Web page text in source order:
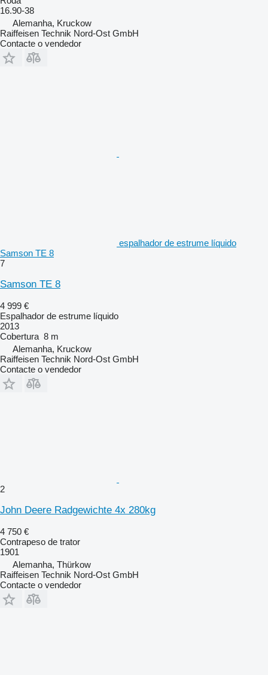
16.90-38
Alemanha, Kruckow
Raiffeisen Technik Nord-Ost GmbH
Contacte o vendedor
espalhador de estrume líquido
Samson TE 8
7
Samson TE 8
4 999 €
Espalhador de estrume líquido
2013
Cobertura 8 m
Alemanha, Kruckow
Raiffeisen Technik Nord-Ost GmbH
Contacte o vendedor
2
John Deere Radgewichte 4x 280kg
4 750 €
Contrapeso de trator
1901
Alemanha, Thürkow
Raiffeisen Technik Nord-Ost GmbH
Contacte o vendedor